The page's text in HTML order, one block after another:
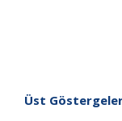
Üst